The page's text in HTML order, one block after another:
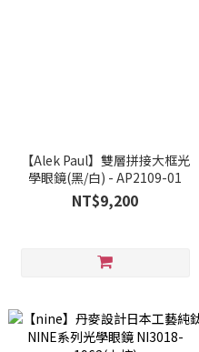
【Alek Paul】雙層拼接大框光
學眼鏡(黑/白) - AP2109-01
NT$9,200